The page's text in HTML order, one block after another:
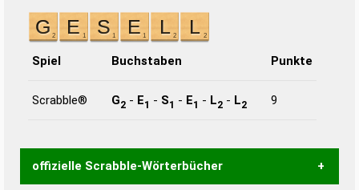
Spiel Buchstaben Punkte
Scrabble® G2 - E1 - S1 - E1 - L2 - L2 9
offizielle Scrabble-Wörterbücher